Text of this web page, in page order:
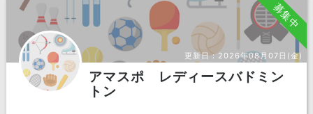
募集中
更新日：2026年08月07日(金)
アマスポ レディースバドミン
トン